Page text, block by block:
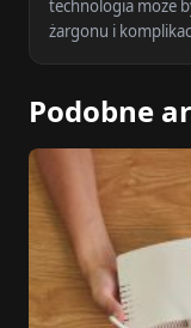
technologia może
żargonu i
Podobne